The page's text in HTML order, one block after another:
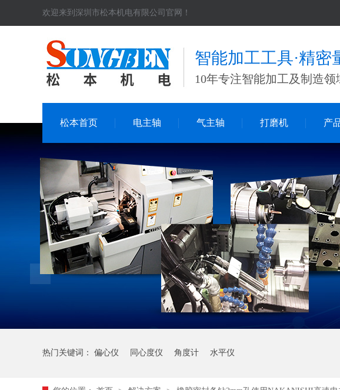
欢迎来到深圳市松本机电有限公司官网！
智能加工工具·精密
10年专注智能加工及制造领
松本首页 电主轴 气主轴 打磨机 产
热门关键词： 偏心仪 同心度仪 角度计 水平仪